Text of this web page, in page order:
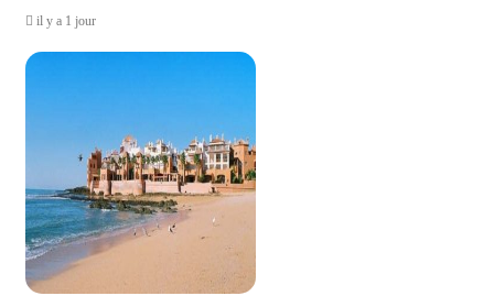
il y a 1 jour